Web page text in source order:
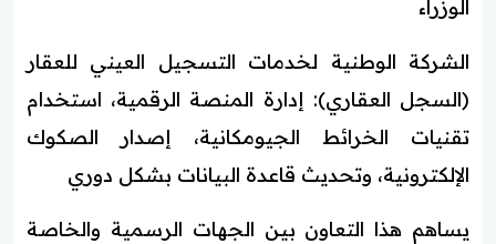
الوزراء
الشركة الوطنية لخدمات التسجيل العيني للعقار
(السجل العقاري): إدارة المنصة الرقمية، استخدام
تقنيات الخرائط الجيومكانية، إصدار الصكوك
الإلكترونية، وتحديث قاعدة البيانات بشكل دوري
يساهم هذا التعاون بين الجهات الرسمية والخاصة